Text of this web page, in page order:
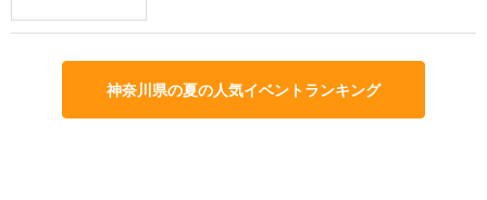
神奈川県の夏の人気イベントランキング